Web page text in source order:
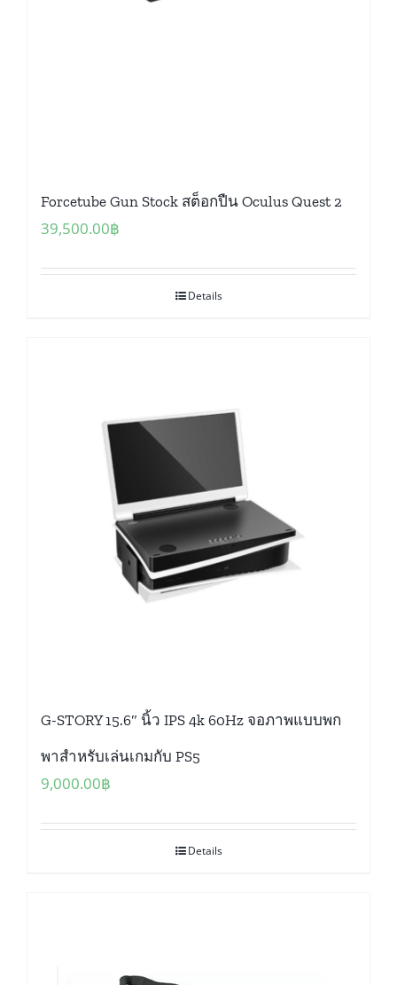
Forcetube Gun Stock สต็อกปืน Oculus Quest 2
39,500.00฿
Details
G-STORY 15.6″ นิ้ว IPS 4k 60Hz จอภาพแบบพก
พาสำหรับเล่นเกมกับ PS5
9,000.00฿
Details